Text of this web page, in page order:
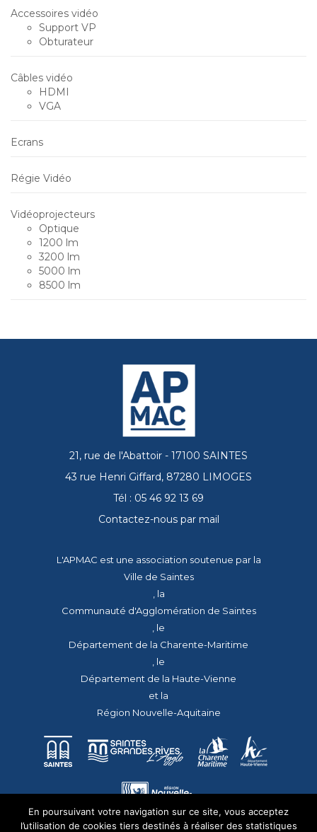
Accessoires vidéo
Support VP
Obturateur
Câbles vidéo
HDMI
VGA
Ecrans
Régie Vidéo
Vidéoprojecteurs
Optique
1200 lm
3200 lm
5000 lm
8500 lm
21, rue de l'Abattoir - 17100 SAINTES
43 rue Henri Giffard, 87280 LIMOGES
Tél : 05 46 92 13 69
Contactez-nous par mail
L'APMAC est une association soutenue par la
Ville de Saintes
, la
Communauté d'Agglomération de Saintes
, le
Département de la Charente-Maritime
, le
Département de la Haute-Vienne
et la
Région Nouvelle-Aquitaine
En poursuivant votre navigation sur ce site, vous acceptez
l’utilisation de cookies tiers destinés à réaliser des statistiques